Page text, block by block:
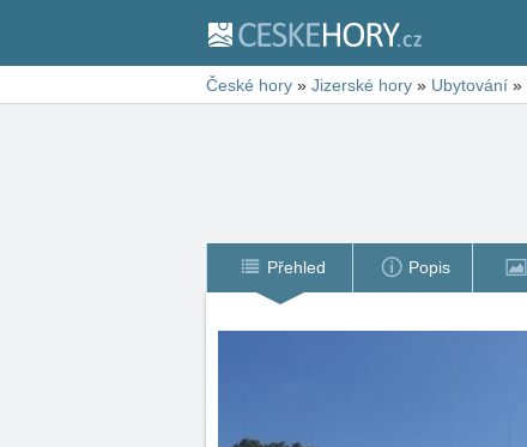
České hory » Jizerské hory » Ubytování »
Přehled Popis